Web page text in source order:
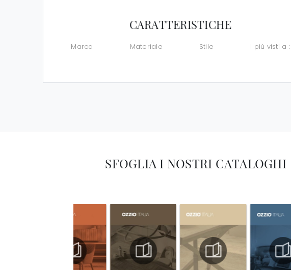
CARATTERISTICHE
Marca Materiale Stile I più visti a :
SFOGLIA I NOSTRI CATALOGHI